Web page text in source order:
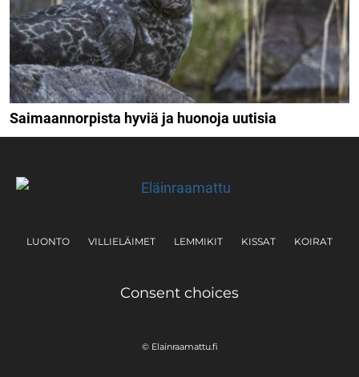
Saimaannorpista hyviä ja huonoja uutisia
LUONTO VILLIELÄIMET LEMMIKIT KISSAT KOIRAT
Consent choices
© Elainraamattu.fi